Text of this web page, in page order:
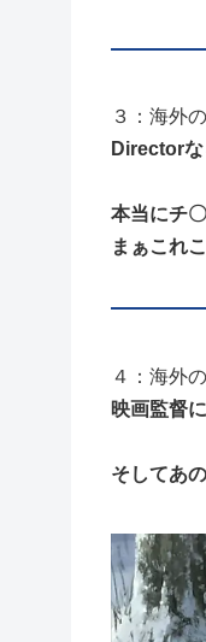
３：海外
Director
本当にチ
まぁこれ
４：海外
映画監督
そしてあ